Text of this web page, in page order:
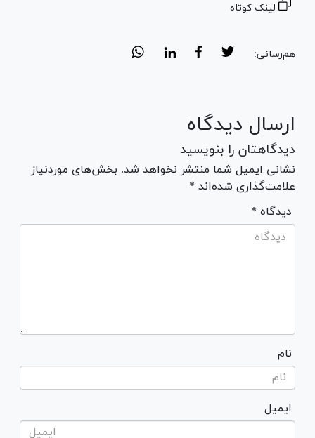
لینک کوتاه
هم‌رسانی:
ارسال دیدگاه
دیدگاهتان را بنویسید
نشانی ایمیل شما منتشر نخواهد شد. بخش‌های موردنیاز
علامت‌گذاری شده‌اند *
* دیدگاه
نام
ایمیل